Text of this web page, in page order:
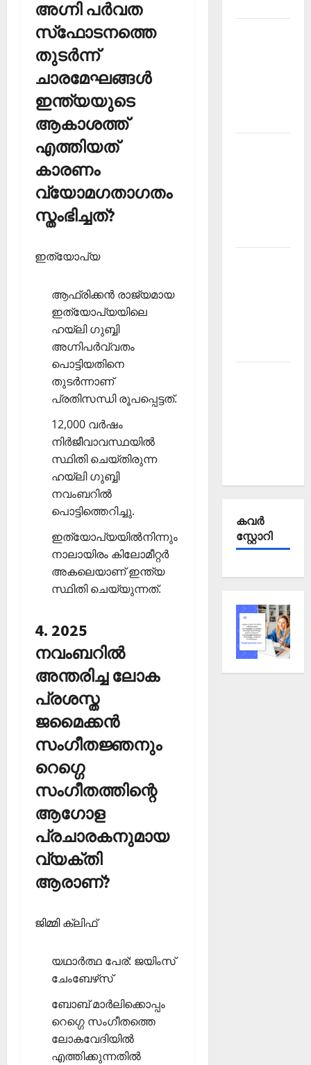
അഗ്നി പര്‍വത
സ്‌ഫോടനത്തെ
തുടര്‍ന്ന്
ചാരമേഘങ്ങള്‍
ഇന്ത്യയുടെ
ആകാശത്ത്
എത്തിയത്
കാരണം
വ്യോമഗതാഗതം
സ്തംഭിച്ചത്?
ഇത്യോപ്യ
ആഫ്രിക്കന്‍ രാജ്യമായ
ഇത്യോപ്യയിലെ
ഹയ്‌ലി ഗുബ്ബി
അഗ്നിപര്‍വ്വതം
പൊട്ടിയതിനെ
തുടര്‍ന്നാണ്
പ്രതിസന്ധി രൂപപ്പെട്ടത്.
12,000 വര്‍ഷം
നിര്‍ജീവാവസ്ഥയില്‍
സ്ഥിതി ചെയ്തിരുന്ന
ഹയ്‌ലി ഗുബ്ബി
നവംബറില്‍
പൊട്ടിത്തെറിച്ചു.
ഇത്യോപ്യയില്‍നിന്നും
നാലായിരം കിലോമീറ്റര്‍
അകലെയാണ് ഇന്ത്യ
സ്ഥിതി ചെയ്യുന്നത്.
4. 2025
നവംബറില്‍
അന്തരിച്ച ലോക
പ്രശസ്ത
ജമൈക്കന്‍
സംഗീതജ്ഞനും
റെഗ്ഗെ
സംഗീതത്തിന്റെ
ആഗോള
പ്രചാരകനുമായ
വ്യക്തി
ആരാണ്?
ജിമ്മി ക്ലിഫ്
യഥാര്‍ത്ഥ പേര്: ജയിംസ്
ചേംബേഴ്‌സ്
ബോബ് മാര്‍ലിക്കൊപ്പം
റെഗ്ഗെ സംഗീതത്തെ
ലോകവേദിയില്‍
എത്തിക്കുന്നതില്‍
കവര്‍
സ്റ്റോറി